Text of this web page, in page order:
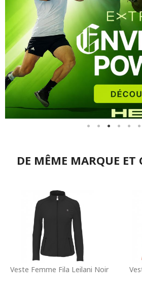
DE MÊME MARQUE ET
Veste Femme Fila Leilani Noir